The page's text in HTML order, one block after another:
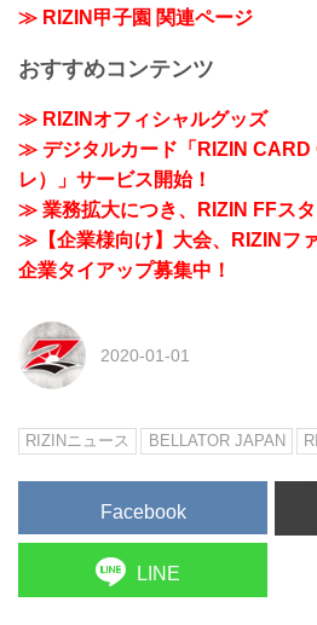
≫ RIZIN甲子園 関連ページ
おすすめコンテンツ
≫ RIZINオフィシャルグッズ
≫ デジタルカード「RIZIN CARD
レ）」サービス開始！
≫ 業務拡大につき、RIZIN FFスタ
≫【企業様向け】大会、RIZINフ
企業タイアップ募集中！
2020-01-01
RIZINニュース BELLATOR JAPAN
Facebook
LINE